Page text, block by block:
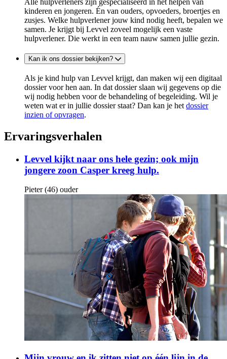
kinderen en jongeren. Én van ouders, opvoeders, broertjes en
zusjes. Welke hulpverlener jouw kind nodig heeft, bepalen we
samen. Je krijgt bij Levvel zoveel mogelijk een vaste
hulpverlener. Die werkt in een team nauw samen jullie gezin.
Kan ik ons dossier bekijken?
Als je kind hulp van Levvel krijgt, dan maken wij een digitaal
dossier voor hen aan. In dat dossier slaan wij gegevens op die
wij nodig hebben voor de behandeling of begeleiding. Wil je
weten wat er in jullie dossier staat? Dan kan je het dossier
inzien of opvragen.
Ervaringsverhalen
Levvel kijkt naar ons hele gezin; ook mijn
jongere zoon Casper kreeg hulp.
Pieter (46) ouder